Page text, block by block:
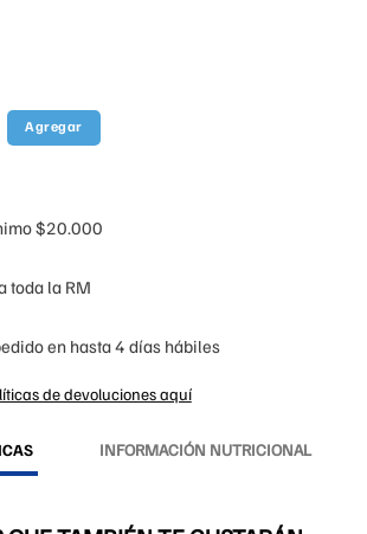
Agregar
$20.000
toda la RM
en hasta 4 días hábiles
de devoluciones aquí
INFORMACIÓN NUTRICIONAL